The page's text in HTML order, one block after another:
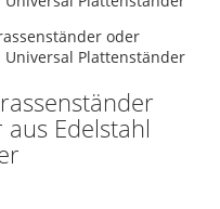
Edelstahl